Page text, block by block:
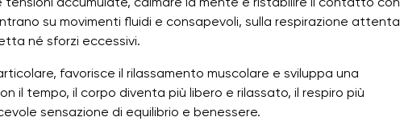
su movimenti fluidi e consapevoli, sulla respirazione attenta
né sforzi eccessivi.
favorisce il rilassamento muscolare e sviluppa una
il tempo, il corpo diventa più libero e rilassato, il respiro più
sensazione di equilibrio e benessere.